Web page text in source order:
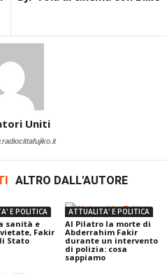
Uniti
ALTRO DALL'AUTORE
E POLITICA
sanità e
Fakir
Stato
ATTUALITA' E POLITICA
Al Pilatro la morte di
Abderrahim Fakir
durante un intervento
di polizia: cosa
sappiamo